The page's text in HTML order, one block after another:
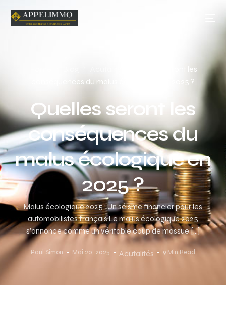
Quelles seront les
conséquences du malus écologique en 2025 ?
Quelles seront les
conséquences du
malus écologique en
2025 ?
Malus écologique 2025 : Un séisme financier pour les
automobilistes français Le malus écologique 2025
s’annonce comme un véritable coup de massue […]
Paul Simon Mai 20, 2025 Acutalités 9 Min Read